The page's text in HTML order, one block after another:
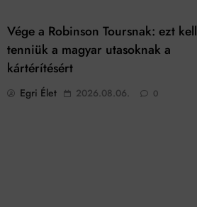
Vége a Robinson Toursnak: ezt kell
tenniük a magyar utasoknak a
kártérítésért
Egri Élet 2026.08.06. 0